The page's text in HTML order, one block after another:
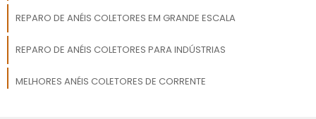
REPARO DE ANÉIS COLETORES EM GRANDE ESCALA
REPARO DE ANÉIS COLETORES PARA INDÚSTRIAS
MELHORES ANÉIS COLETORES DE CORRENTE